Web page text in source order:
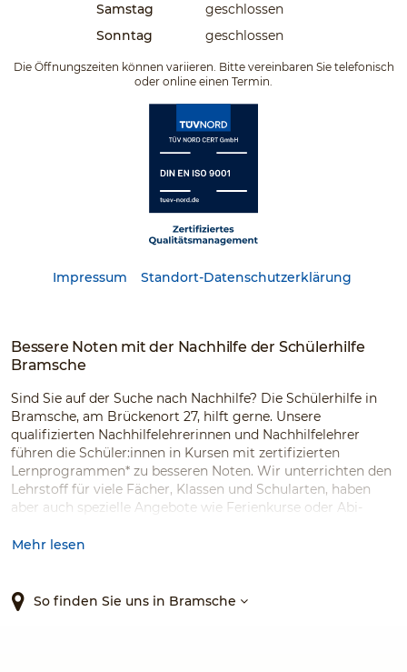
Samstag
geschlossen
Sonntag
geschlossen
Die Öffnungszeiten können variieren. Bitte vereinbaren Sie telefonisch
oder online einen Termin.
Impressum Standort-Datenschutzerklärung
Bessere Noten mit der Nachhilfe der Schülerhilfe
Bramsche
Sind Sie auf der Suche nach Nachhilfe? Die Schülerhilfe in
Bramsche, am Brückenort 27, hilft gerne. Unsere
qualifizierten Nachhilfelehrerinnen und Nachhilfelehrer
führen die Schüler:innen in Kursen mit zertifizierten
Lernprogrammen* zu besseren Noten. Wir unterrichten den
Lehrstoff für viele Fächer, Klassen und Schularten, haben
aber auch spezielle Angebote wie Ferienkurse oder Abi-
finden immer eine Lösung.
Mehr lesen
So finden Sie uns in Bramsche